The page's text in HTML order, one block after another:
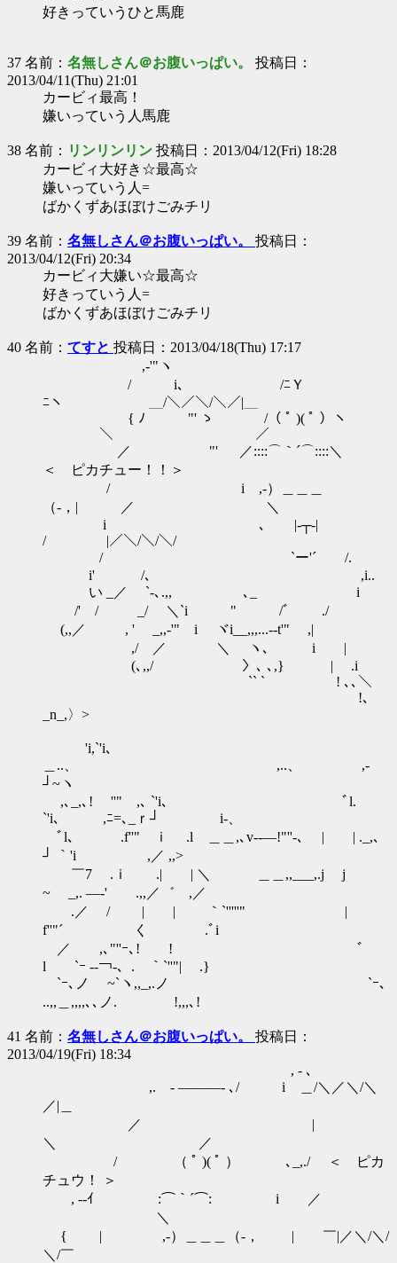
好きっていうひと馬鹿
37 名前： 名無しさん＠お腹いっぱい。 投稿日：
2013/04/11(Thu) 21:01
カービィ最高！
嫌いっていう人馬鹿
38 名前： リンリンリン 投稿日：2013/04/12(Fri) 18:28
カービィ大好き☆最高☆
嫌いっていう人=
ばかくずあほぼけごみチリ
39 名前： 名無しさん＠お腹いっぱい。 投稿日：
2013/04/12(Fri) 20:34
カービィ大嫌い☆最高☆
好きっていう人=
ばかくずあほぼけごみチリ
40 名前： てすと 投稿日：2013/04/18(Thu) 17:17
,-'"ヽ
/ i､ /ﾆＹ
ﾆヽ ＿/＼／＼/＼／|＿
{ ﾉ "' ゝ /（ ﾟ )( ﾟ ）ヽ
＼ ／
／ "' ゝ ／::::⌒｀´⌒::::＼
＜ ピカチュー！！＞
/ i ,-）＿＿＿
（-，| ／ ＼
i ､ |-┬-|
/ ￣|／＼/＼/＼/￣
/ `ー'´ /.
i' /､ ,i..
い _／ `-､.,, ､_ i
/' / _/ ＼`i " /ﾞ ./
(,,／ , ' _,,-'" i ヾi__,,,...--t'" ,|
,/ ／ ＼ ヽ､ i |
(､,,/ 〉､ ､,} | .i
`` ` ! ､､＼
!､
_n_,〉>
'i,`'i､
＿..、 ,..、 ,-
┘~ヽ
,､_,､! ''" ,､ `'i､ ﾞl.
`'i､ ,ﾆ=､_ｒ┘ i‐、
ﾞl､ .f''" ｉ .l ＿＿,､v-‐―!"''-､ | | ._,､
┘ ｀'i ,／ ,,>
￣7 .ｉ .| | ＼ ＿＿,,___,.j j
~ _,. ―‐' .,,／゛ ,／
.／ / | | ｀`'''''" |
f''"´ く .ﾞi
／ ,､"''ｰ､! ! ﾞ
l `ｰ -‐￢‐、. ｀`''"| .}
`ｰ､ノ ~`ヽ,,_,.ノ `ｰ､
..,,＿,,,,､､ノ. !,,,､!
41 名前： 名無しさん＠お腹いっぱい。 投稿日：
2013/04/19(Fri) 18:34
, - ､
,. - ―――- ､/ i ＿/＼／＼/＼
／|＿
／ |
＼ ／
/ （ ﾟ )( ﾟ ） ､_,./ ＜ ピカ
チュウ！ ＞
, -‐ｲ :⌒｀´⌒: i ／
＼
{ | ,-）＿＿＿（-， | ￣|／＼/＼/
＼/￣